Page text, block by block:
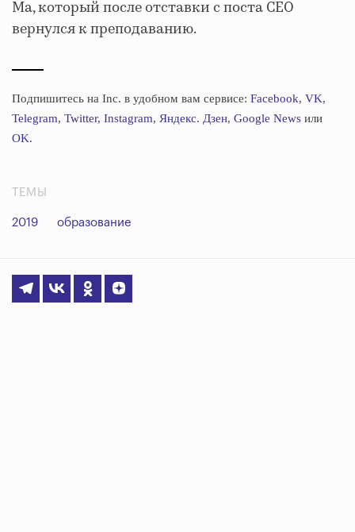
Ма, который после отставки с поста СЕО
вернулся к преподаванию.
Подпишитесь на Inc. в удобном вам сервисе: Facebook, VK,
Telegram, Twitter, Instagram, Яндекс. Дзен, Google News или
OK.
ТЕМЫ
2019 образование